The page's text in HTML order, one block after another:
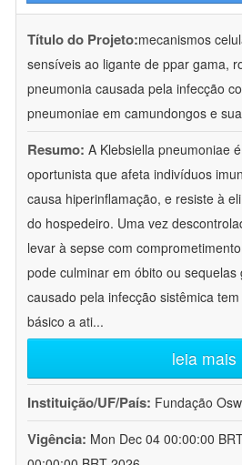
Título do Projeto:mecanismos
sensíveis ao ligante de ppar gama,
pneumonia causada pela infecção
pneumoniae em camundongos e
Resumo: A Klebsiella pneumoniae
oportunista que afeta indivíduos
causa hiperinflamação, e resiste à
do hospedeiro. Uma vez
levar à sepse com
pode culminar em óbito ou
causado pela infecção sistêmica
básico a ati...
leia mais
Instituição/UF/País: Fundação
Vigência: Mon Dec 04 00:00:00